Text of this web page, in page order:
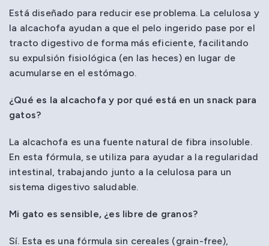
Está diseñado para reducir ese problema. La celulosa y
la alcachofa ayudan a que el pelo ingerido pase por el
tracto digestivo de forma más eficiente, facilitando
su expulsión fisiológica (en las heces) en lugar de
acumularse en el estómago.
¿Qué es la alcachofa y por qué está en un snack para
gatos?
La alcachofa es una fuente natural de fibra insoluble.
En esta fórmula, se utiliza para ayudar a la regularidad
intestinal, trabajando junto a la celulosa para un
sistema digestivo saludable.
Mi gato es sensible, ¿es libre de granos?
Sí. Esta es una fórmula sin cereales (grain-free),